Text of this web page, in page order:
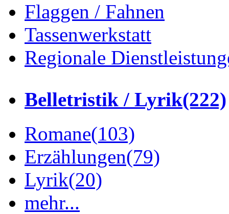
Flaggen / Fahnen
Tassenwerkstatt
Regionale
Belletristik / Lyrik(222)
Romane(103)
Erzählungen(79)
Lyrik(20)
mehr...